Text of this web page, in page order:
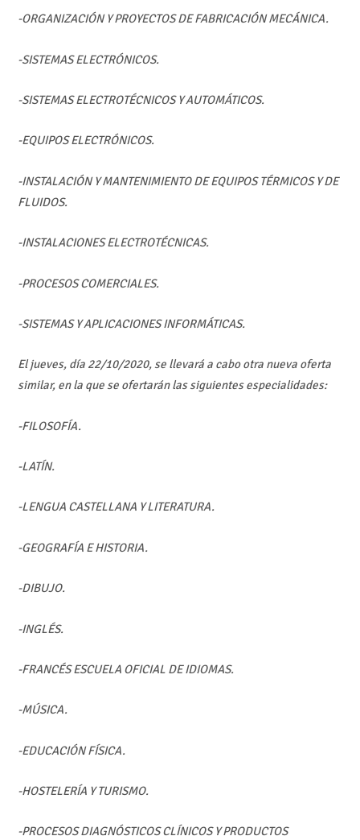
-ORGANIZACIÓN Y PROYECTOS DE FABRICACIÓN MECÁNICA.
-SISTEMAS ELECTRÓNICOS.
-SISTEMAS ELECTROTÉCNICOS Y AUTOMÁTICOS.
-EQUIPOS ELECTRÓNICOS.
-INSTALACIÓN Y MANTENIMIENTO DE EQUIPOS TÉRMICOS Y DE
FLUIDOS.
-INSTALACIONES ELECTROTÉCNICAS.
-PROCESOS COMERCIALES.
-SISTEMAS Y APLICACIONES INFORMÁTICAS.
El jueves, día 22/10/2020, se llevará a cabo otra nueva oferta
similar, en la que se ofertarán las siguientes especialidades:
-FILOSOFÍA.
-LATÍN.
-LENGUA CASTELLANA Y LITERATURA.
-GEOGRAFÍA E HISTORIA.
-DIBUJO.
-INGLÉS.
-FRANCÉS ESCUELA OFICIAL DE IDIOMAS.
-MÚSICA.
-EDUCACIÓN FÍSICA.
-HOSTELERÍA Y TURISMO.
-PROCESOS DIAGNÓSTICOS CLÍNICOS Y PRODUCTOS